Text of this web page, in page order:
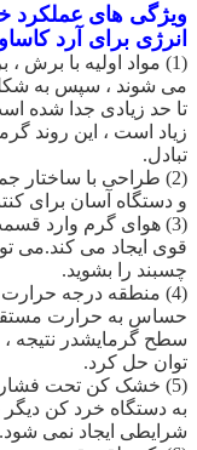
ویژگی های عملکرد
انرژی برای آرد کاساوا
(1) مواد اولیه با
می شوند ، سپس به شکل
تا حد زیادی جدا شده
زیاد است ، این روند
تبادل.
(2) طراحی با ساختار
و دستگاه آسان برای
(3) هوای گرم وارد
قوی ایجاد می کند.می
چسبند را بشوید.
(4) منطقه درجه حرارت
حساس به حرارت
سطح گرمایشدر نتیجه
توان حل کرد.
(5) خشک کن تحت فشار
به دستگاه خرد کن
شرایطی ایجاد نمی شود.